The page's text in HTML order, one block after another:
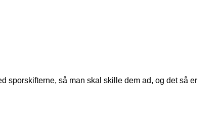
sporskifterne, så man skal skille dem ad, og det så er